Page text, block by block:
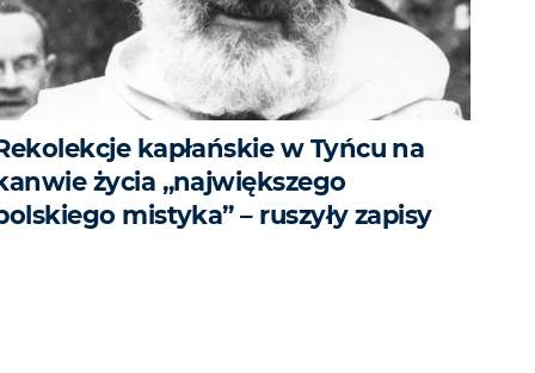
kapłańskie w Tyńcu na
życia „największego
mistyka” – ruszyły zapisy